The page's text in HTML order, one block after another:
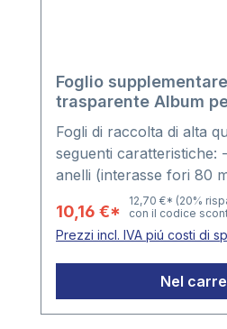
Foglio
trasparente Album
cartoline
Fogli di raccolta di alta
seguenti caratteristiche:
anelli (interasse fori 80
divisorio verde -
plastificanti. - Formato
mm. - Confezione: 10
10,16 €*
12,70 €* (20%
con il codice
Prezzi incl. IVA piú costi di
Nel